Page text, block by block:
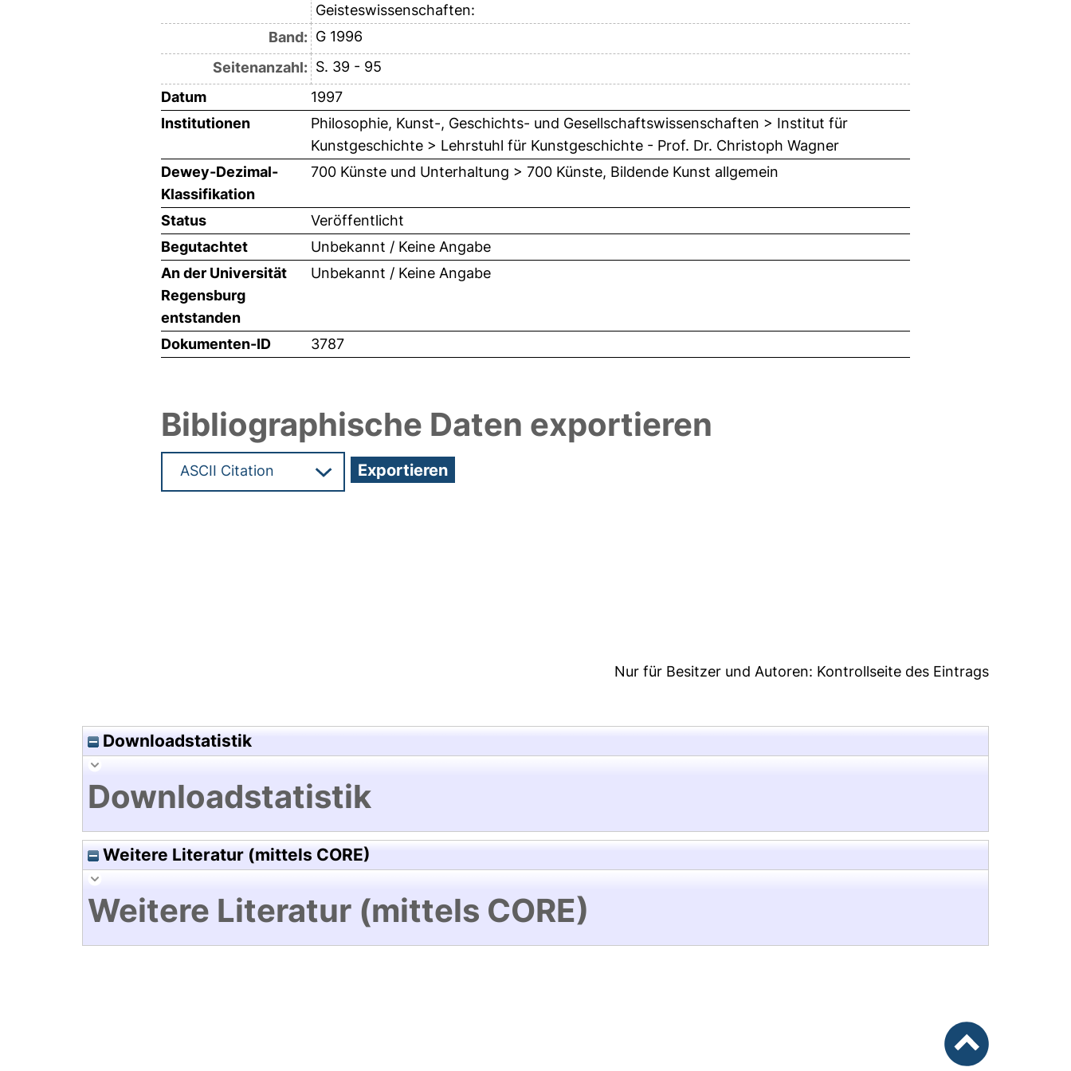
Geisteswissenschaften:
Band: G 1996
Seitenanzahl: S. 39 - 95
Datum
1997
Institutionen
Philosophie, Kunst-, Geschichts- und Gesellschaftswissenschaften > Institut für
Kunstgeschichte > Lehrstuhl für Kunstgeschichte - Prof. Dr. Christoph Wagner
Dewey-Dezimal-
Klassifikation
700 Künste und Unterhaltung > 700 Künste, Bildende Kunst allgemein
Status
Veröffentlicht
Begutachtet
Unbekannt / Keine Angabe
An der Universität
Regensburg
entstanden
Unbekannt / Keine Angabe
Dokumenten-ID 3787
Bibliographische Daten exportieren
Nur für Besitzer und Autoren: Kontrollseite des Eintrags
Downloadstatistik
Downloadstatistik
Weitere Literatur (mittels CORE)
Weitere Literatur (mittels CORE)